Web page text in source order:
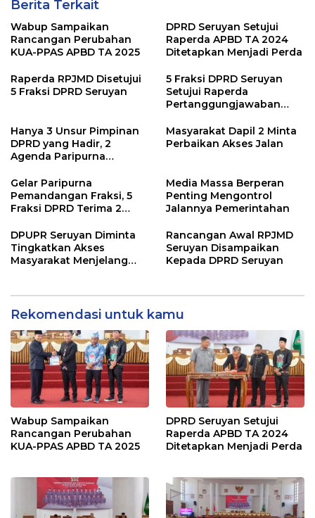
Berita Terkait
Wabup Sampaikan
Rancangan Perubahan
KUA-PPAS APBD TA 2025
DPRD Seruyan Setujui
Raperda APBD TA 2024
Ditetapkan Menjadi Perda
Raperda RPJMD Disetujui
5 Fraksi DPRD Seruyan
5 Fraksi DPRD Seruyan
Setujui Raperda
Pertanggungjawaban
2024
Hanya 3 Unsur Pimpinan
DPRD yang Hadir, 2
Agenda Paripurna
Masyarakat Dapil 2 Minta
Perbaikan Akses Jalan
Gelar Paripurna
Pemandangan Fraksi, 5
Fraksi DPRD Terima 2
Media Massa Berperan
Penting Mengontrol
Jalannya Pemerintahan
DPUPR Seruyan Diminta
Tingkatkan Akses
Masyarakat Menjelang
Rancangan Awal RPJMD
Seruyan Disampaikan
Kepada DPRD Seruyan
Rekomendasi untuk kamu
Wabup Sampaikan
Rancangan Perubahan
KUA-PPAS APBD TA 2025
DPRD Seruyan Setujui
Raperda APBD TA 2024
Ditetapkan Menjadi Perda